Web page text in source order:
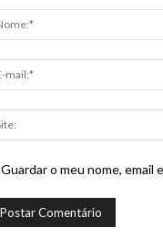
Guardar o meu nome, email